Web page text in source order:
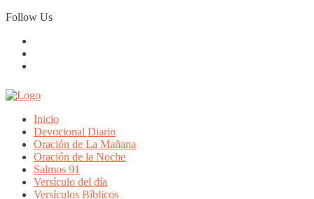
Skip
to
Follow Us
Inicio
Devocional Diario
Oración de La Mañana
Oración de la Noche
Salmos 91
Versículo del día
Versículos Bíblicos